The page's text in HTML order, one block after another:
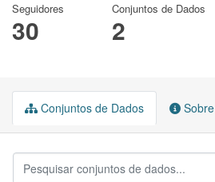
Seguidores
30
Conjuntos de Dados
2
Conjuntos de Dados Sobre